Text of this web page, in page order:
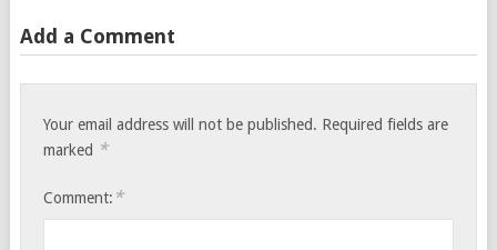
Add a Comment
Your email address will not be published. Required fields are
marked *
Comment: *